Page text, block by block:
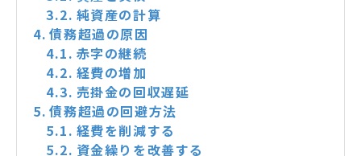
純資産の計算
債務超過の原因
赤字の継続
経費の増加
売掛金の回収遅延
債務超過の回避方法
経費を削減する
資金繰りを改善する